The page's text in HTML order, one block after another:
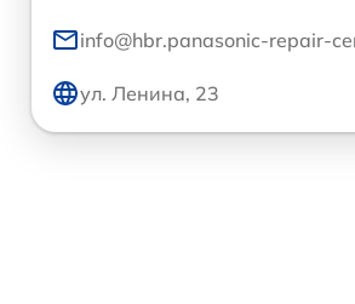
info@hbr.panasonic-repair-
ул. Ленина, 23